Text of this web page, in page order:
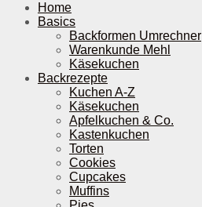
Home
Basics
Backformen Umrechner
Warenkunde Mehl
Käsekuchen
Backrezepte
Kuchen A-Z
Käsekuchen
Apfelkuchen & Co.
Kastenkuchen
Torten
Cookies
Cupcakes
Muffins